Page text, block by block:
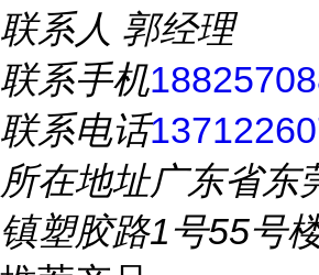
联系人 郭经理
联系手机
联系电话
所在地址广东省东
镇塑胶路1号55号